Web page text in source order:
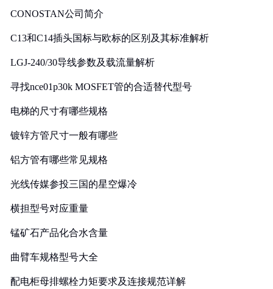
CONOSTAN公司简介
C13和C14插头国标与欧标的区别及其标准解析
LGJ-240/30导线参数及载流量解析
寻找nce01p30k MOSFET管的合适替代型号
电梯的尺寸有哪些规格
镀锌方管尺寸一般有哪些
铝方管有哪些常见规格
光线传媒参投三国的星空爆冷
横担型号对应重量
锰矿石产品化合水含量
曲臂车规格型号大全
配电柜母排螺栓力矩要求及连接规范详解